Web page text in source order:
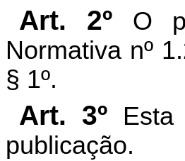
Art. 2º
O
Normativa nº
§ 1º.
Art. 3º
publicação.